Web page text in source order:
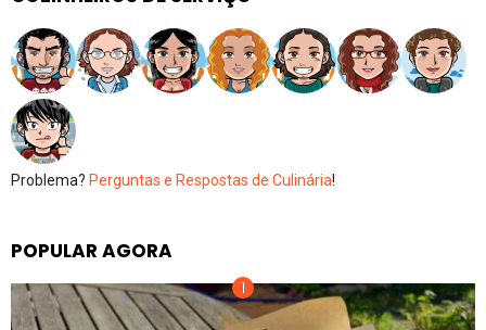
Problema? Perguntas e Respostas de Culinária!
POPULAR AGORA